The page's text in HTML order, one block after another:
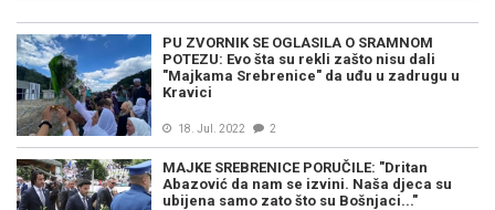
PU ZVORNIK SE OGLASILA O SRAMNOM
POTEZU: Evo šta su rekli zašto nisu dali
"Majkama Srebrenice" da uđu u zadrugu u
Kravici
18. Jul. 2022 2
MAJKE SREBRENICE PORUČILE: "Dritan
Abazović da nam se izvini. Naša djeca su
ubijena samo zato što su Bošnjaci..."